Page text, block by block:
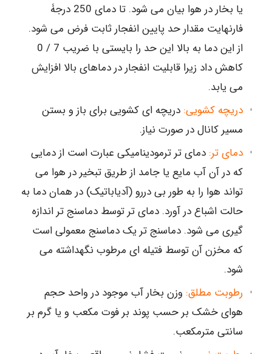
یا بخار در هوا بیان می شود. تا دمای 250 درجۀ
فارنهایت مقدار حد پایین انفجار ثابت فرض می شود.
از این دما به بالا این حد را بایستی با ضریب 7 / 0
کاهش داد زیرا قابلیت انفجار در دماهای بالا افزایش
می یابد.
دریچه کشویی: دریچه ای کشویی برای باز و بستن
مسیر کانال در صورت نیاز.
دمای تر: دمای تر ترمودینامیکی عبارت است از دمایی
که در آن آب مایع یا جامد از طریق تبخیر در هوا می
تواند هوا را به طور بی دررو (آدیاباتیک) در همان دما به
حالت اشباع در آورد. دمای تر توسط دماسنج تر اندازه
گیری می شود. دماسنج تر یک دماسنج معمولی است
که مخزن آن توسط فتیله ای مرطوب نگهداشته می
شود.
رطوبت مطلق: وزن بخار آب موجود در واحد حجم
هوای خشک بر حسب پوند بر فوت مکعب و یا گرم بر
سانتی مترمکعب.